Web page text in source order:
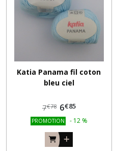
Katia Panama fil coton
bleu ciel
7€78 6€85
PROMOTION - 12 %